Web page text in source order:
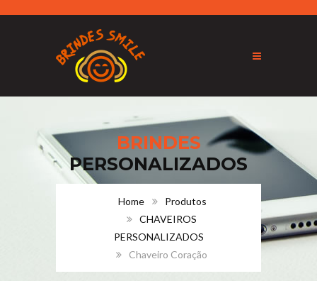
BRINDES
PERSONALIZADOS
Home
Produtos
CHAVEIROS
PERSONALIZADOS
Chaveiro Coração